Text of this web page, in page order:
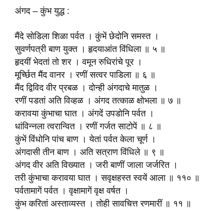
अंगद – कुंभ युद्ध :
मैंदे सोडिला शिळा पर्वत । कुंभें छेदोनि समस्त ।
सुवर्णपत्री बाण युक्त । हृदयाआंत विंधिला ॥ ५ ॥
हृदयीं भेदतां तो शर । वमून रुधिरांचे पूर ।
मूर्च्छित मैंद वानर । रणीं सत्वर पाडिला ॥ ६ ॥
मैंद द्विविद वीर प्रबळ । दोन्ही अंगदाचे मातुळ ।
रणीं पडतां अति विव्हळ । अंगद तत्काळ क्षोभला ॥ ७ ॥
करावया कुंभाचा घात । अंगदें उपडोनि पर्वत ।
धांविन्नला त्वरान्वित । रणीं गर्जत साटोपें ॥ ८ ॥
कुंभें विंधोनि पांच बाण । येतां पर्वत केला चूर्ण ।
अंगदासी तीन बाण । अति सत्राण विंधिले ॥ ९ ॥
अंगद वीर अति विख्यात । जरी बाणीं जाला जर्जरित ।
तरी कुंभाचा करावया घात । सवृक्षहस्त स्वयें आला ॥ ११० ॥
पर्वतामागें पर्वत । वृक्षामागें वृक्ष वर्षत ।
कुंभ करितां अस्ताव्यस्त । तोही सावचित्त रणमारीं ॥ ११ ॥